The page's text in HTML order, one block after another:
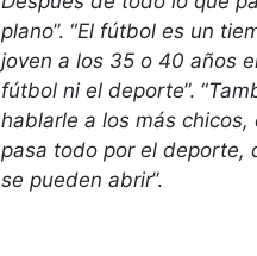
plano”. “El fútbol es un
joven a los 35 o 40 años
fútbol ni el deporte”. “
hablarle a los más
pasa todo por el deporte,
se pueden abrir”.